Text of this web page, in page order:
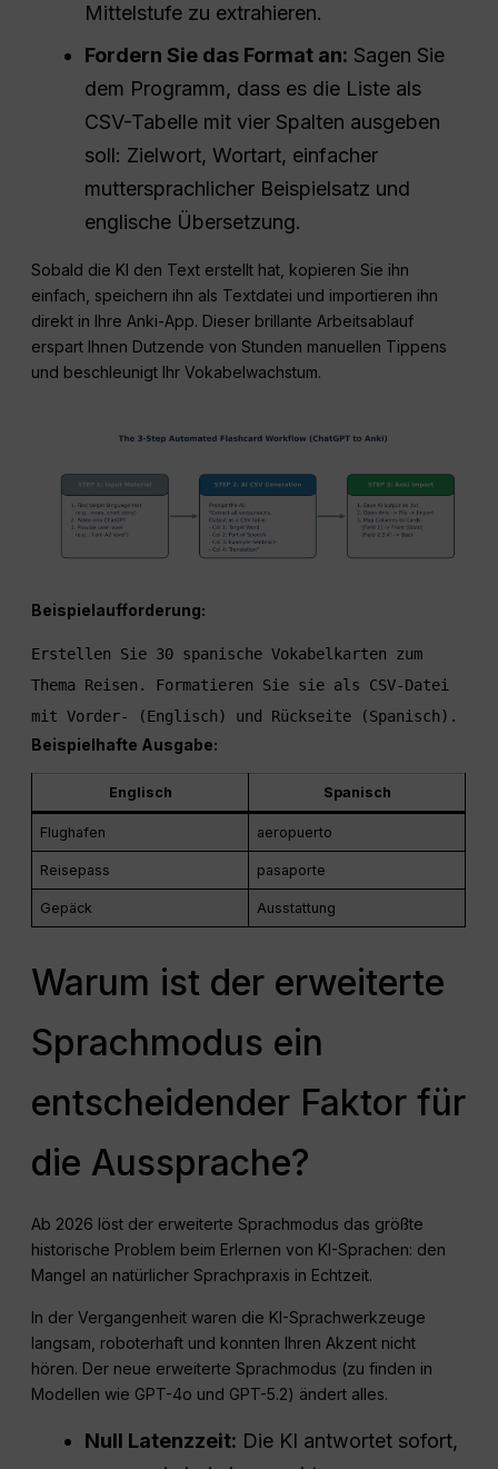
Mittelstufe zu extrahieren.
Fordern Sie das Format an: Sagen Sie
dem Programm, dass es die Liste als
CSV-Tabelle mit vier Spalten ausgeben
soll: Zielwort, Wortart, einfacher
muttersprachlicher Beispielsatz und
englische Übersetzung.
Sobald die KI den Text erstellt hat, kopieren Sie ihn
einfach, speichern ihn als Textdatei und importieren ihn
direkt in Ihre Anki-App. Dieser brillante Arbeitsablauf
erspart Ihnen Dutzende von Stunden manuellen Tippens
und beschleunigt Ihr Vokabelwachstum.
Beispielaufforderung:
Erstellen Sie 30 spanische Vokabelkarten zum
Thema Reisen. Formatieren Sie sie als CSV-Datei
mit Vorder- (Englisch) und Rückseite (Spanisch).
Beispielhafte Ausgabe:
Englisch Spanisch
Flughafen aeropuerto
Reisepass pasaporte
Gepäck Ausstattung
Warum ist der erweiterte
Sprachmodus ein
entscheidender Faktor für
die Aussprache?
Ab 2026 löst der erweiterte Sprachmodus das größte
historische Problem beim Erlernen von KI-Sprachen: den
Mangel an natürlicher Sprachpraxis in Echtzeit.
In der Vergangenheit waren die KI-Sprachwerkzeuge
langsam, roboterhaft und konnten Ihren Akzent nicht
hören. Der neue erweiterte Sprachmodus (zu finden in
Modellen wie GPT-4o und GPT-5.2) ändert alles.
Null Latenzzeit: Die KI antwortet sofort,